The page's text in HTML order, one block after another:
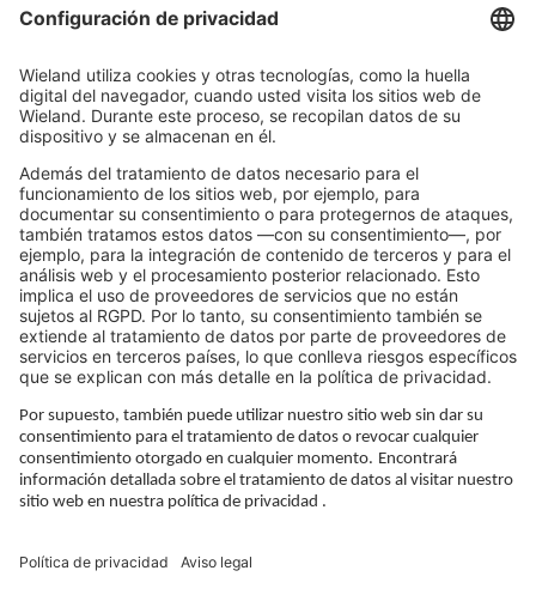
Escribir un correo
Help & Support
Career
LEGAL LINKS
Política de privacidad
Gobernanza
Condiciones de uso